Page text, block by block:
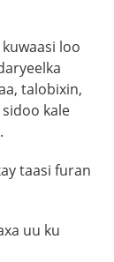
loo
talobixin,
kale
taasi furan
uu ku